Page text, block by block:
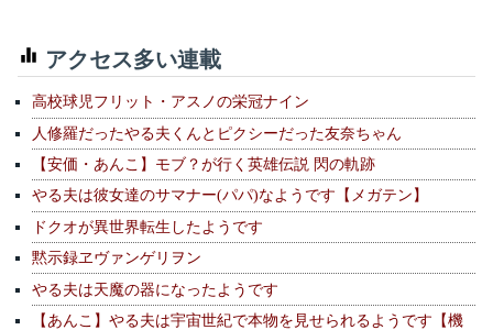
アクセス多い連載
高校球児フリット・アスノの栄冠ナイン
人修羅だったやる夫くんとピクシーだった友奈ちゃん
【安価・あんこ】モブ？が行く英雄伝説 閃の軌跡
やる夫は彼女達のサマナー(パパ)なようです【メガテン】
ドクオが異世界転生したようです
黙示録ヱヴァンゲリヲン
やる夫は天魔の器になったようです
【あんこ】やる夫は宇宙世紀で本物を見せられるようです【機